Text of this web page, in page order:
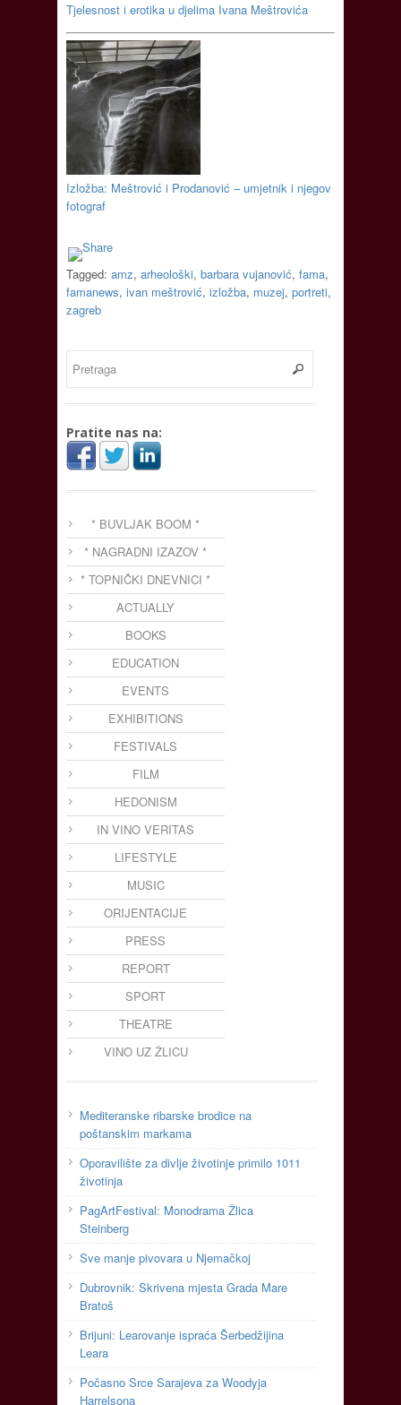
Tjelesnost i erotika u djelima Ivana Meštrovića
Izložba: Meštrović i Prodanović – umjetnik i njegov
fotograf
Tagged: amz, arheološki, barbara vujanović, fama,
famanews, ivan meštrović, izložba, muzej, portreti,
zagreb
Pratite nas na:
* BUVLJAK BOOM *
* NAGRADNI IZAZOV *
* TOPNIČKI DNEVNICI *
ACTUALLY
BOOKS
EDUCATION
EVENTS
EXHIBITIONS
FESTIVALS
FILM
HEDONISM
IN VINO VERITAS
LIFESTYLE
MUSIC
ORIJENTACIJE
PRESS
REPORT
SPORT
THEATRE
VINO UZ ŽLICU
Mediteranske ribarske brodice na
poštanskim markama
Oporavilište za divlje životinje primilo 1011
životinja
PagArtFestival: Monodrama Žlica
Steinberg
Sve manje pivovara u Njemačkoj
Dubrovnik: Skrivena mjesta Grada Mare
Bratoš
Brijuni: Learovanje ispraća Šerbedžijina
Leara
Počasno Srce Sarajeva za Woodyja
Harrelsona